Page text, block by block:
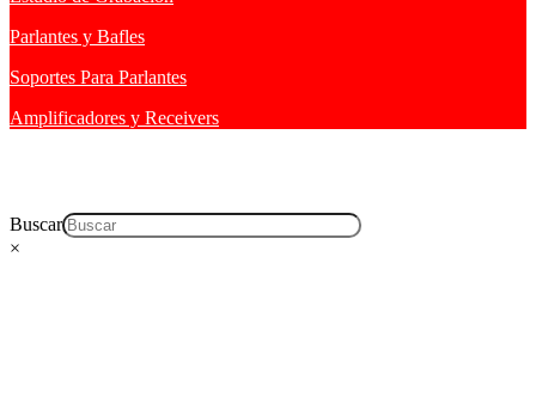
Parlantes y Bafles
Soportes Para Parlantes
Amplificadores y Receivers
Buscar
×